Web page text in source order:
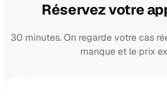
Réservez votre
30 minutes. On regarde votre cas
manque et le prix